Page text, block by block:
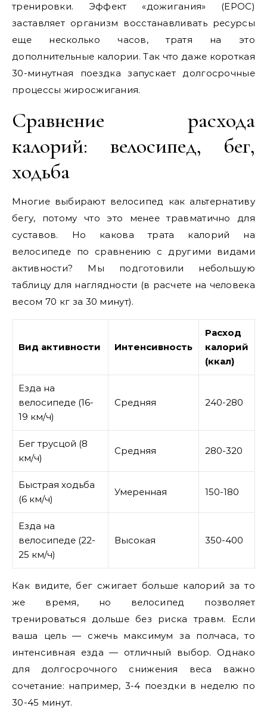
тренировки. Эффект «дожигания» (EPOC)
заставляет организм восстанавливать ресурсы
еще несколько часов, тратя на это
дополнительные калории. Так что даже короткая
30-минутная поездка запускает долгосрочные
процессы жиросжигания.
Сравнение расхода
калорий: велосипед, бег,
ходьба
Многие выбирают велосипед как альтернативу
бегу, потому что это менее травматично для
суставов. Но какова трата калорий на
велосипеде по сравнению с другими видами
активности? Мы подготовили небольшую
таблицу для наглядности (в расчете на человека
весом 70 кг за 30 минут).
Вид активности Интенсивность
Расход
калорий
(ккал)
Езда на
велосипеде (16-
19 км/ч)
Средняя 240-280
Бег трусцой (8
км/ч)
Средняя 280-320
Быстрая ходьба
(6 км/ч)
Умеренная 150-180
Езда на
велосипеде (22-
25 км/ч)
Высокая 350-400
Как видите, бег сжигает больше калорий за то
же время, но велосипед позволяет
тренироваться дольше без риска травм. Если
ваша цель — сжечь максимум за полчаса, то
интенсивная езда — отличный выбор. Однако
для долгосрочного снижения веса важно
сочетание: например, 3-4 поездки в неделю по
30-45 минут.